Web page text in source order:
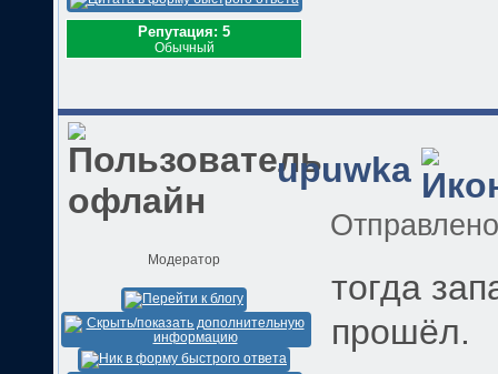
Репутация: 5
Обычный
upuwka
Модератор
тогда
прошёл.